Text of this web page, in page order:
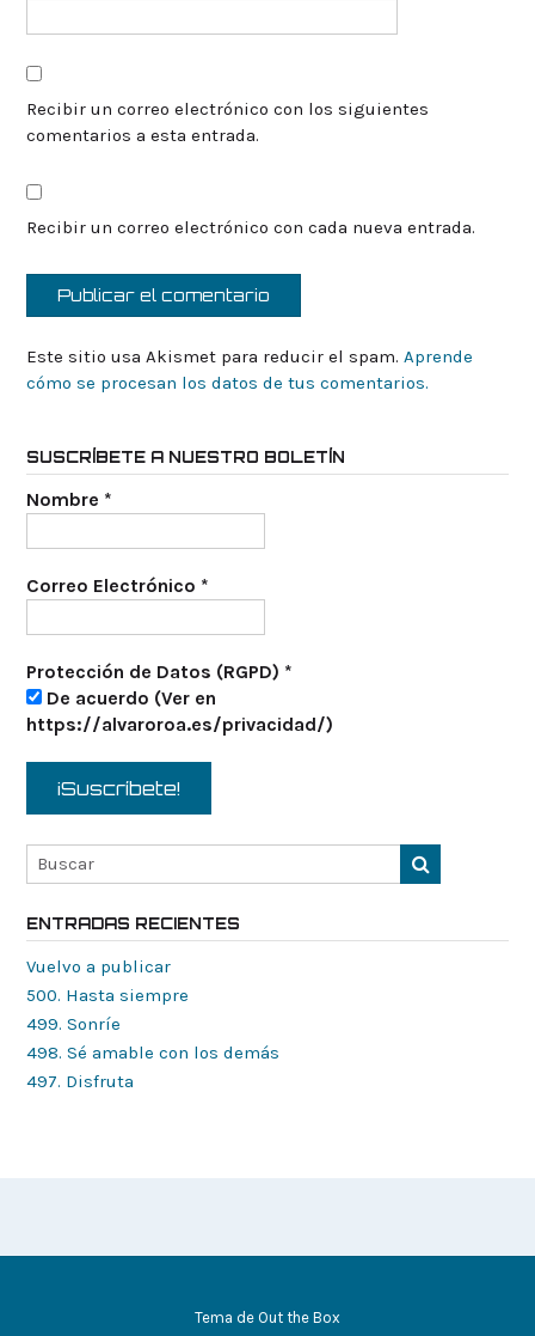
Recibir un correo electrónico con los siguientes
comentarios a esta entrada.
Recibir un correo electrónico con cada nueva entrada.
Este sitio usa Akismet para reducir el spam. Aprende
cómo se procesan los datos de tus comentarios.
SUSCRÍBETE A NUESTRO BOLETÍN
Nombre *
Correo Electrónico *
Protección de Datos (RGPD) *
De acuerdo (Ver en
https://alvaroroa.es/privacidad/)
ENTRADAS RECIENTES
Vuelvo a publicar
500. Hasta siempre
499. Sonríe
498. Sé amable con los demás
497. Disfruta
Tema de Out the Box